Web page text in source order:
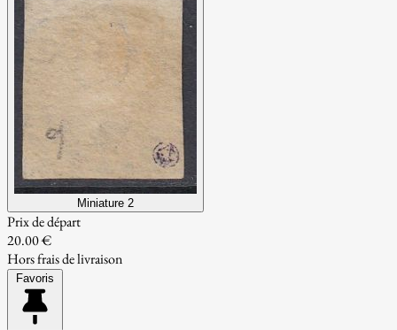
Miniature 2
Prix de départ
20.00 €
Hors frais de livraison
Favoris